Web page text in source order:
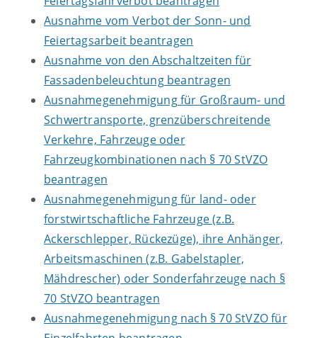
Ausnahme vom Verbot der Sonn- und
Feiertagsarbeit beantragen
Ausnahme von den Abschaltzeiten für
Fassadenbeleuchtung beantragen
Ausnahmegenehmigung für Großraum- und
Schwertransporte, grenzüberschreitende
Verkehre, Fahrzeuge oder
Fahrzeugkombinationen nach § 70 StVZO
beantragen
Ausnahmegenehmigung für land- oder
forstwirtschaftliche Fahrzeuge (z.B.
Ackerschlepper, Rückezüge), ihre Anhänger,
Arbeitsmaschinen (z.B. Gabelstapler,
Mähdrescher) oder Sonderfahrzeuge nach §
70 StVZO beantragen
Ausnahmegenehmigung nach § 70 StVZO für